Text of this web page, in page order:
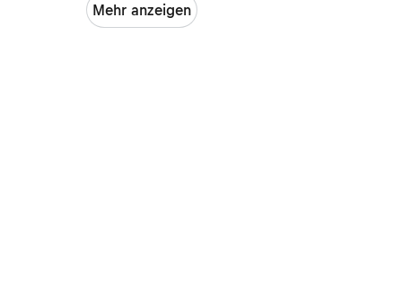
Mehr anzeigen